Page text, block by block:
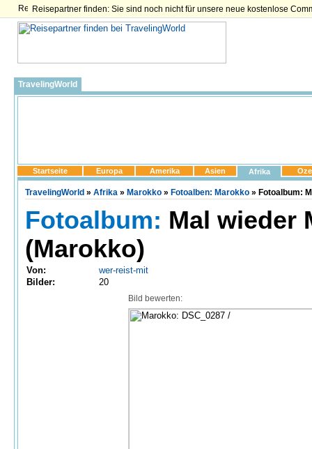
Reisepartner finden: Sie sind noch nicht für unsere neue kostenlose
TravelingWorld
Startseite Europa Amerika Asien Afrika
TravelingWorld » Afrika » Marokko » Fotoalben: Marokko » Fotoalbum:
Fotoalbum: Mal wieder
(Marokko)
Von:
wer-reist-mit
Bilder:
20
Bild bewerten: